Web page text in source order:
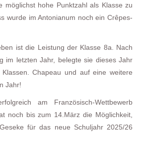
möglichst hohe Punktzahl als Klasse zu
wurde im Antonianum noch ein Crêpes-
ist die Leistung der Klasse 8a. Nach
im letzten Jahr, belegte sie dieses Jahr
Chapeau und auf eine weitere
Jahr!
am Französisch-Wettbewerb
noch bis zum 14.März die Möglichkeit,
für das neue Schuljahr 2025/26